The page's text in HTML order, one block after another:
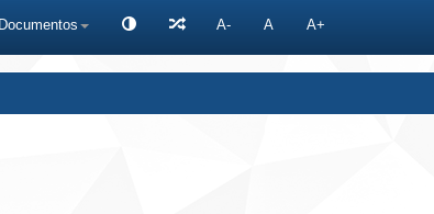
Documentos A- A A+